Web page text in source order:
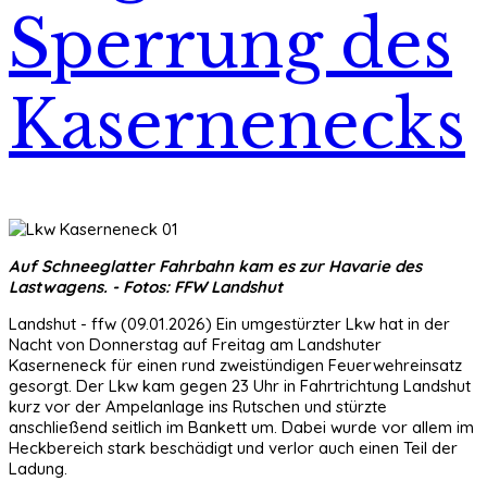
Sperrung des
Kasernenecks
Auf Schneeglatter Fahrbahn kam es zur Havarie des
Lastwagens. - Fotos: FFW Landshut
Landshut - ffw (09.01.2026) Ein umgestürzter Lkw hat in der
Nacht von Donnerstag auf Freitag am Landshuter
Kaserneneck für einen rund zweistündigen Feuerwehreinsatz
gesorgt. Der Lkw kam gegen 23 Uhr in Fahrtrichtung Landshut
kurz vor der Ampelanlage ins Rutschen und stürzte
anschließend seitlich im Bankett um. Dabei wurde vor allem im
Heckbereich stark beschädigt und verlor auch einen Teil der
Ladung.